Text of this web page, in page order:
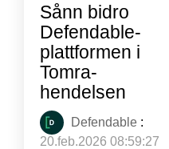
Sånn bidro
Defendable-
plattformen i
Tomra-
hendelsen
Defendable :
20.feb.2026 08:59:27